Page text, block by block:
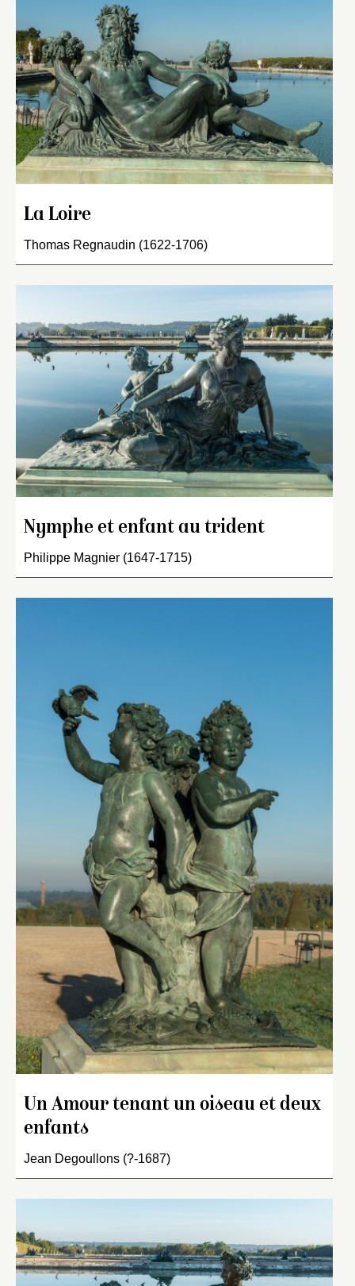
La Loire
Thomas Regnaudin (1622-1706)
Nymphe et enfant au trident
Philippe Magnier (1647-1715)
Un Amour tenant un oiseau et deux
enfants
Jean Degoullons (?-1687)